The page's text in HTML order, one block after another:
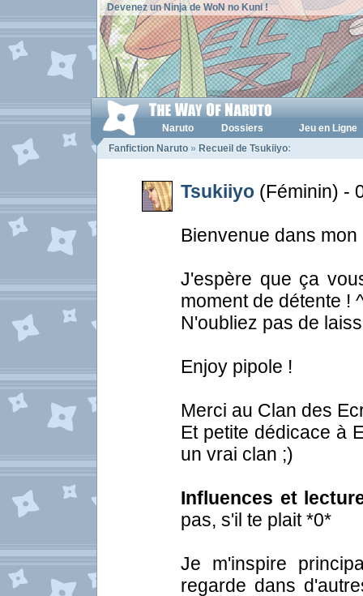
Devenez un Ninja de WoN no Kuni !
Naruto Dossiers
Jeu en Ligne
Fanfiction Naruto » Recueil de Tsukiiyo:
Tsukiiyo (Féminin) -
Bienvenue dans
J'espère que ça
moment de détente !
N'oubliez pas de
Enjoy pipole !
Merci au Clan des
Et petite dédicace à
un vrai clan ;)
Influences et
pas, s'il te plait *0*
Je m'inspire
regarde dans